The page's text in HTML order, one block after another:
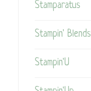
Stamparatus
Stampin' Blends
Stampin'U